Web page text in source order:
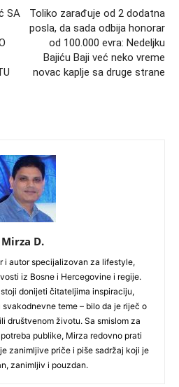
SA
Toliko zarađuje od 2 dodatna
posla, da sada odbija honorar
od 100.000 evra: Nedeljku
Bajiću Baji već neko vreme
novac kaplje sa druge strane
Mirza D.
i autor specijalizovan za lifestyle,
iz Bosne i Hercegovine i regije.
donijeti čitateljima inspiraciju,
teme – bilo da je riječ o
društvenom životu. Sa smislom za
publike, Mirza redovno prati
zanimljive priče i piše sadržaj koji je
zanimljiv i pouzdan.